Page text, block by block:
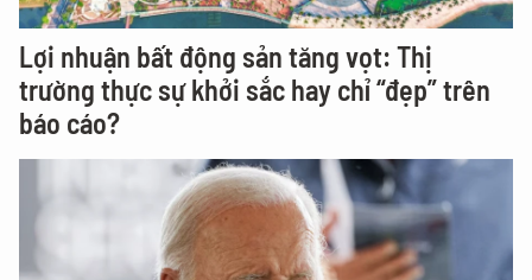
Lợi nhuận bất động sản tăng vọt: Thị
trường thực sự khởi sắc hay chỉ “đẹp” trên
báo cáo?